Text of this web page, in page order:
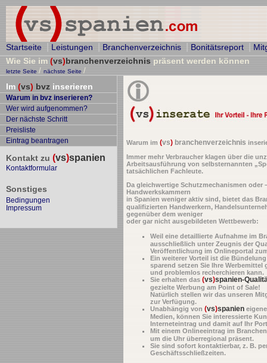
Startseite Leistungen Branchenverzeichnis Bonitätsreport
Wie Sie im (vs)branchenverzeichnis präsent werden können
letzte Seite / nächste Seite /
Im (vs) bvz inserieren
Warum in bvz inserieren?
Wer wird aufgenommen?
Der nächste Schritt
Preisliste
Eintrag beantragen
Kontakt zu (vs)spanien
Kontaktformular
Sonstiges
Bedingungen
Impressum
Warum im (vs) branchenverzeichnis
Immer mehr Verbraucher klagen über die
Arbeitsausführung von selbsternannten
tatsächlichen Fachleute.
Da gleichwertige Schutzmechanismen oder
Handwerkskammern
in Spanien weniger aktiv sind, bietet das
qualifizierten Handwerkern,
gegenüber dem weniger
oder gar nicht ausgebildeten Wettbewerb:
Weil eine detaillierte Aufnahme im
ausschließlich unter Zeugnis der
Veröffentlichung im Onlineportal
Ein weiterer Vorteil ist die
sparend setzen Sie Ihre
und problemlos recherchieren kann.
Sie erhalten das (vs)spanien-
gezielte Werbung am Point of Sale!
Natürlich stellen wir das unseren
zur Verfügung.
Unabhängig von (vs)spanien
Medien, können Sie interessierte
Interneteintrag und damit auf Ihr
Mit einem Onlineeintrag im
um die Uhr überregional präsent.
Sie sind sofort kontaktierbar, z. B.
Geschäftsschließzeiten.